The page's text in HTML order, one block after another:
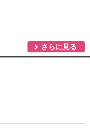
さらに見る